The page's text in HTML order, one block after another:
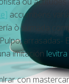
accumbens
ò sumada
arrasadas-
imitación
con